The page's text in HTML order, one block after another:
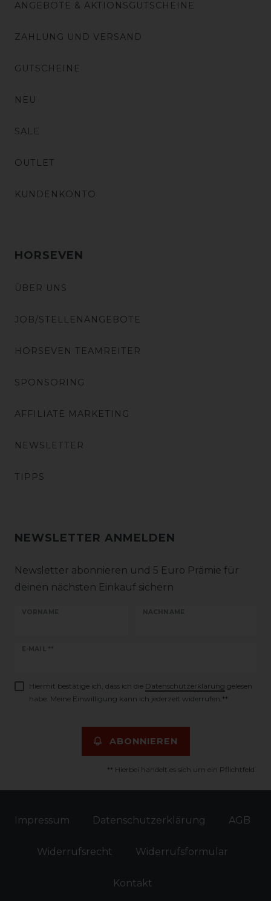
ANGEBOTE & AKTIONSGUTSCHEINE
ZAHLUNG UND VERSAND
GUTSCHEINE
NEU
SALE
OUTLET
KUNDENKONTO
HORSEVEN
ÜBER UNS
JOB/STELLENANGEBOTE
HORSEVEN TEAMREITER
SPONSORING
AFFILIATE MARKETING
NEWSLETTER
TIPPS
NEWSLETTER ANMELDEN
Newsletter abonnieren und 5 Euro Prämie für
deinen nächsten Einkauf sichern
VORNAME NACHNAME
E-MAIL **
Newsletter
Hiermit bestätige ich, dass ich die Daten­schutz­erklärung gelesen
habe. Meine Einwilligung kann ich jederzeit widerrufen.**
ABONNIEREN
** Hierbei handelt es sich um ein Pflichtfeld.
Impressum Daten­schutz­erklärung AGB
Widerrufs­recht Widerrufs­formular
Kontakt